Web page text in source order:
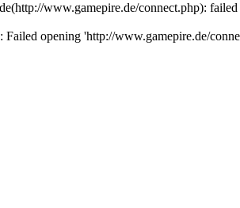
www.gamepire.de/connect.php):
Failed opening 'http://www.gamepire.de/